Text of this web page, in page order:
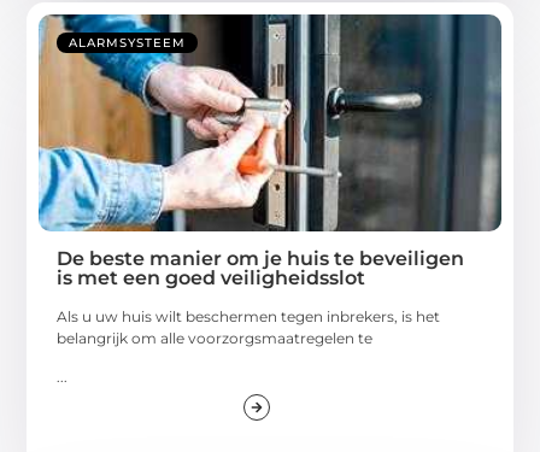
ALARMSYSTEEM
De beste manier om je huis te beveiligen
is met een goed veiligheidsslot
Als u uw huis wilt beschermen tegen inbrekers, is het
belangrijk om alle voorzorgsmaatregelen te
...